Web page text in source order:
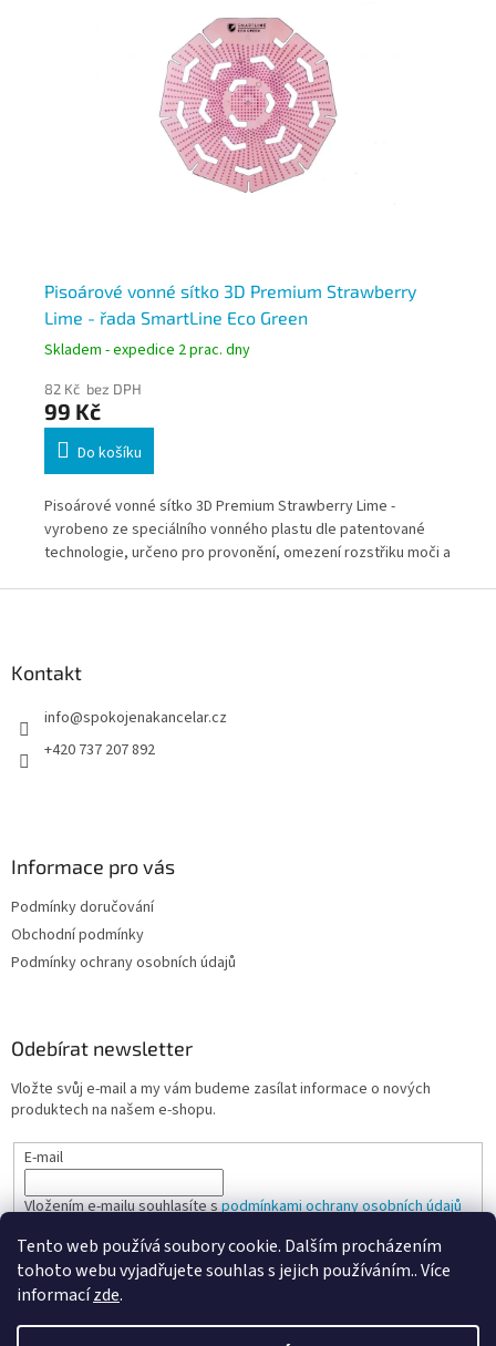
Tento web používá soubory cookie. Dalším procházením
tohoto webu vyjadřujete souhlas s jejich používáním.. Více
informacízde.
Pisoárové vonné sítko 3D Premium Strawberry
Lime - řada SmartLine Eco Green
Skladem - expedice 2 prac. dny
82 Kč bez DPH
99 Kč
Do košíku
Pisoárové vonné sítko 3D Premium Strawberry Lime -
vyrobeno ze speciálního vonného plastu dle patentované
technologie, určeno pro provonění, omezení rozstřiku moči a
Kontakt
info@spokojenakancelar.cz
+420 737 207 892
Informace pro vás
Podmínky doručování
Obchodní podmínky
Podmínky ochrany osobních údajů
Odebírat newsletter
Vložte svůj e-mail a my vám budeme zasílat informace o nových
produktech na našem e-shopu.
E-mail
Vložením e-mailu souhlasíte spodmínkami ochrany osobních údajů
PŘIHLÁSIT SE